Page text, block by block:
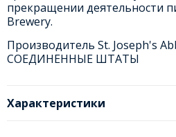
прекращении деятельности
Brewery.
Производитель St. Joseph's
СОЕДИНЕННЫЕ ШТАТЫ
Характеристики